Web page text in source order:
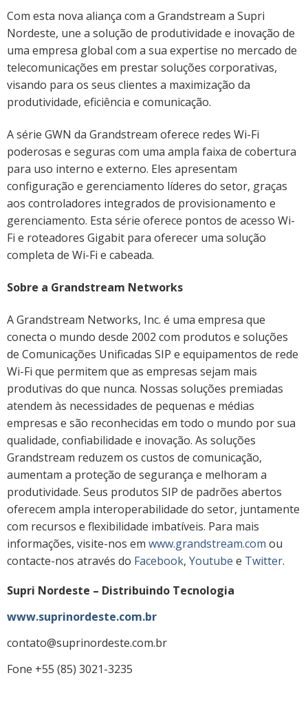
Com esta nova aliança com a Grandstream a Supri
Nordeste, une a solução de produtividade e inovação de
uma empresa global com a sua expertise no mercado de
telecomunicações em prestar soluções corporativas,
visando para os seus clientes a maximização da
produtividade, eficiência e comunicação.
A série GWN da Grandstream oferece redes Wi-Fi
poderosas e seguras com uma ampla faixa de cobertura
para uso interno e externo. Eles apresentam
configuração e gerenciamento líderes do setor, graças
aos controladores integrados de provisionamento e
gerenciamento. Esta série oferece pontos de acesso Wi-
Fi e roteadores Gigabit para oferecer uma solução
completa de Wi-Fi e cabeada.
Sobre a Grandstream Networks
A Grandstream Networks, Inc. é uma empresa que
conecta o mundo desde 2002 com produtos e soluções
de Comunicações Unificadas SIP e equipamentos de rede
Wi-Fi que permitem que as empresas sejam mais
produtivas do que nunca. Nossas soluções premiadas
atendem às necessidades de pequenas e médias
empresas e são reconhecidas em todo o mundo por sua
qualidade, confiabilidade e inovação. As soluções
Grandstream reduzem os custos de comunicação,
aumentam a proteção de segurança e melhoram a
produtividade. Seus produtos SIP de padrões abertos
oferecem ampla interoperabilidade do setor, juntamente
com recursos e flexibilidade imbatíveis. Para mais
informações, visite-nos em www.grandstream.com ou
contacte-nos através do Facebook, Youtube e Twitter.
Supri Nordeste – Distribuindo Tecnologia
www.suprinordeste.com.br
contato@suprinordeste.com.br
Fone +55 (85) 3021-3235